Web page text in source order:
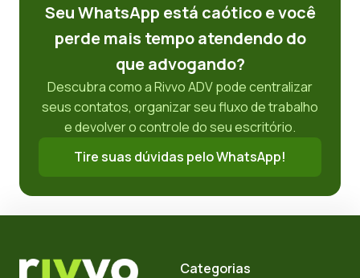
Seu WhatsApp está caótico e você
perde mais tempo atendendo do
que advogando?
Descubra como a Rivvo ADV pode centralizar
seus contatos, organizar seu fluxo de trabalho
e devolver o controle do seu escritório.
Tire suas dúvidas pelo WhatsApp!
Categorias